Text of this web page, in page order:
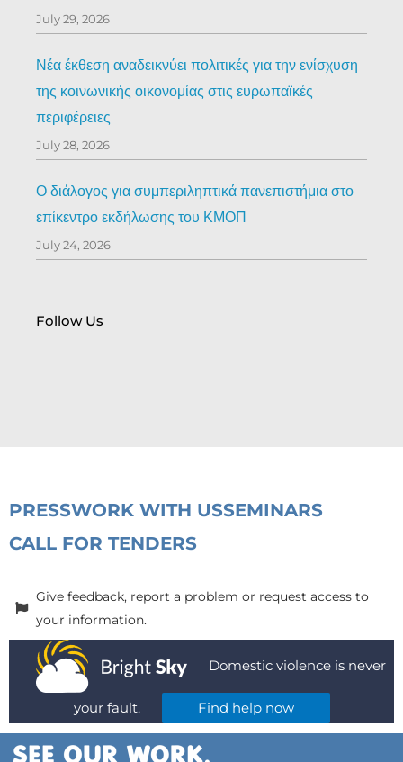
July 29, 2026
Νέα έκθεση αναδεικνύει πολιτικές για την ενίσχυση
της κοινωνικής οικονομίας στις ευρωπαϊκές
περιφέρειες
July 28, 2026
Ο διάλογος για συμπεριληπτικά πανεπιστήμια στο
επίκεντρο εκδήλωσης του ΚΜΟΠ
July 24, 2026
Follow Us
PRESSWORK WITH USSEMINARS
CALL FOR TENDERS
Give feedback, report a problem or request access to
your information.
Domestic violence is never
your fault. Find help now